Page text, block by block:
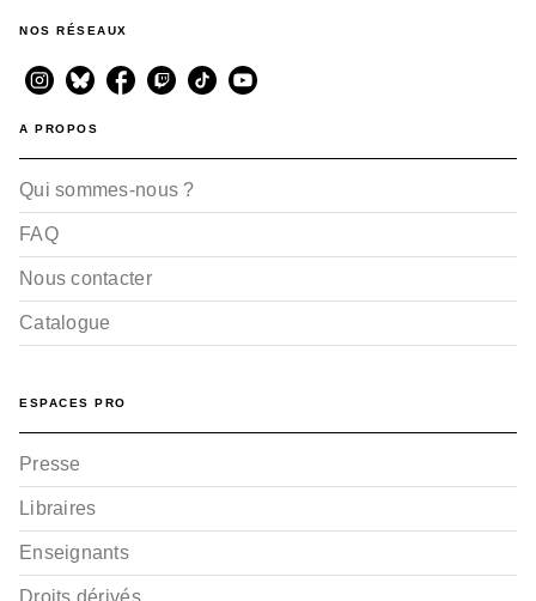
NOS RÉSEAUX
A PROPOS
Qui sommes-nous ?
FAQ
Nous contacter
Catalogue
ESPACES PRO
Presse
Libraires
Enseignants
Droits dérivés